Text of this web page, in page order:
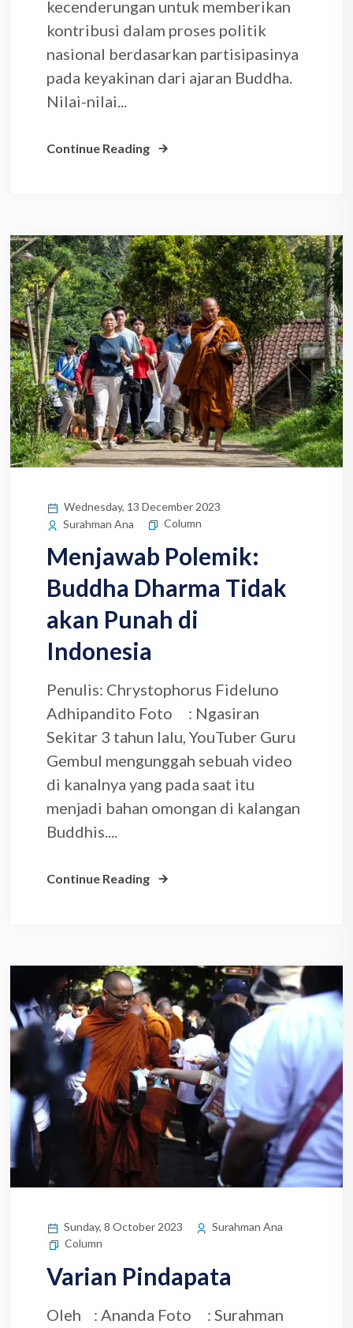
kecenderungan untuk memberikan
kontribusi dalam proses politik
nasional berdasarkan partisipasinya
pada keyakinan dari ajaran Buddha.
Nilai-nilai...
Continue Reading
Wednesday, 13 December 2023
Surahman Ana
Column
Menjawab Polemik:
Buddha Dharma Tidak
akan Punah di
Indonesia
Penulis: Chrystophorus Fideluno
Adhipandito Foto : Ngasiran
Sekitar 3 tahun lalu, YouTuber Guru
Gembul mengunggah sebuah video
di kanalnya yang pada saat itu
menjadi bahan omongan di kalangan
Buddhis....
Continue Reading
Sunday, 8 October 2023
Surahman Ana
Column
Varian Pindapata
Oleh : Ananda Foto : Surahman